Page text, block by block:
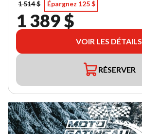
1 514 $
Épargnez 125 $
1 389 $
VOIR LES DÉTAILS
RÉSERVER